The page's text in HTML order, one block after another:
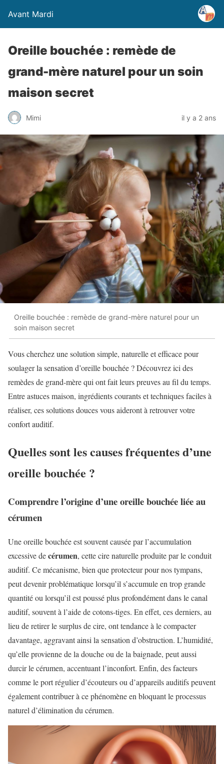
Avant Mardi
Oreille bouchée : remède de
grand-mère naturel pour un soin
maison secret
Mimi il y a 2 ans
Oreille bouchée : remède de grand-mère naturel pour un
soin maison secret
Vous cherchez une solution simple, naturelle et efficace pour
soulager la sensation d’oreille bouchée ? Découvrez ici des
remèdes de grand-mère qui ont fait leurs preuves au fil du temps.
Entre astuces maison, ingrédients courants et techniques faciles à
réaliser, ces solutions douces vous aideront à retrouver votre
confort auditif.
Quelles sont les causes fréquentes d’une
oreille bouchée ?
Comprendre l’origine d’une oreille bouchée liée au
cérumen
Une oreille bouchée est souvent causée par l’accumulation
excessive decérumen, cette cire naturelle produite par le conduit
auditif. Ce mécanisme, bien que protecteur pour nos tympans,
peut devenir problématique lorsqu’il s’accumule en trop grande
quantité ou lorsqu’il est poussé plus profondément dans le canal
auditif, souvent à l’aide de cotons-tiges. En effet, ces derniers, au
lieu de retirer le surplus de cire, ont tendance à le compacter
davantage, aggravant ainsi la sensation d’obstruction. L’humidité,
qu’elle provienne de la douche ou de la baignade, peut aussi
durcir le cérumen, accentuant l’inconfort. Enfin, des facteurs
comme le port régulier d’écouteurs ou d’appareils auditifs peuvent
également contribuer à ce phénomène en bloquant le processus
naturel d’élimination du cérumen.